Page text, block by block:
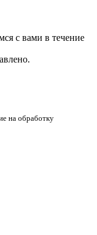
с вами в течение
на обработку